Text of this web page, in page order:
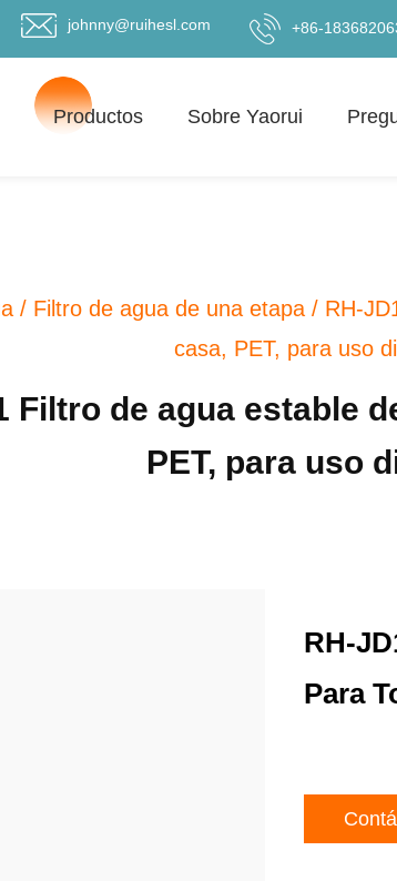
johnny@ruihesl.com +86-
Productos Sobre Yaorui
/ Filtro de agua de una etapa / RH-
casa, PET, para uso
Filtro de agua estable
PET, para uso
RH-
Para